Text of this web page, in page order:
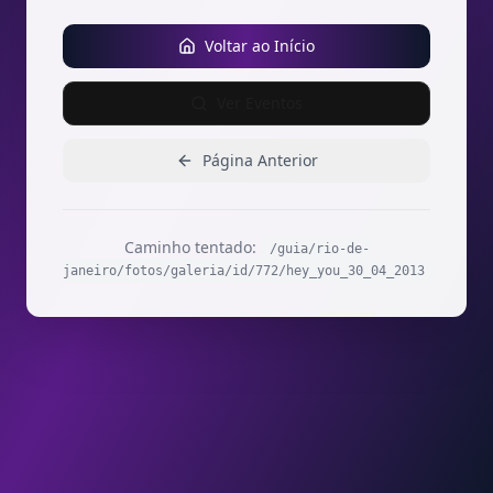
Voltar ao Início
Página Anterior
Caminho tentado:
/guia/rio-de-
janeiro/fotos/galeria/id/772/hey_you_30_04_2013